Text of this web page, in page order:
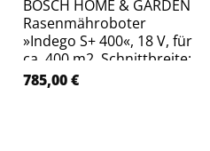
BOSCH HOME & GARDEN
Rasenmähroboter
»Indego S+ 400«, 18 V, für
ca. 400 m2, Schnittbreite:
19 cm – gruen
785,00€